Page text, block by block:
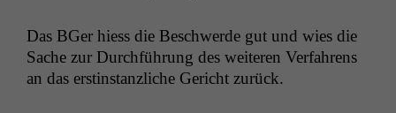
Das BGer hiess die Beschw­erde gut und wies die
Sache zur Durch­führung des weit­eren Ver­fahrens
an das erstin­stan­zliche Gericht zurück.